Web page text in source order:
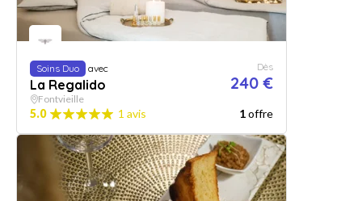
Soins Duo avec
La Regalido
Dès
240 €
Fontvieille
5.0 1 avis 1offre